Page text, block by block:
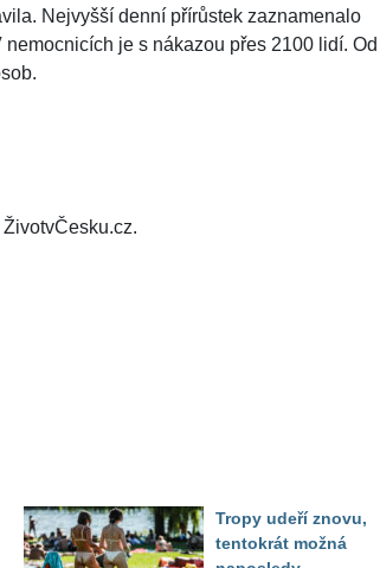
Nejvyšší denní přírůstek zaznamenalo
je s nákazou přes 2100 lidí. Od
Tropy udeří znovu,
tentokrát možná